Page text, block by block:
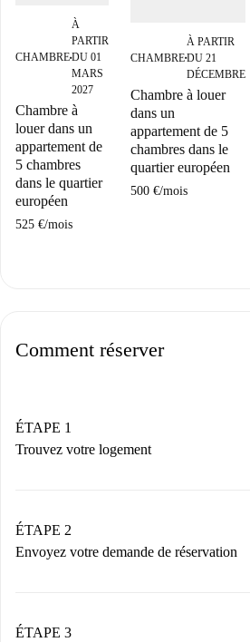
CHAMBRE■
À
PARTIR
DU 01
MARS
2027
Chambre à
louer dans un
appartement de
5 chambres
dans le quartier
européen
525 €/mois
CHAMBRE■
À PARTIR
DU 21
DÉCEMBRE
Chambre à louer
dans un
appartement de 5
chambres dans le
quartier européen
500 €/mois
Comment réserver
ÉTAPE 1
Trouvez votre logement
Vous disposez à l’avance de
nécessaires.
ÉTAPE 2
Envoyez votre demande de réservation
Nous ne vous facturerons rien tant
ÉTAPE 3